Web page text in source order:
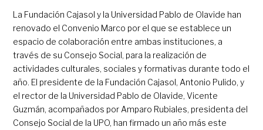
La Fundación Cajasol y la Universidad Pablo de Olavide han
renovado el Convenio Marco por el que se establece un
espacio de colaboración entre ambas instituciones, a
través de su Consejo Social, para la realización de
actividades culturales, sociales y formativas durante todo el
año. El presidente de la Fundación Cajasol, Antonio Pulido, y
el rector de la Universidad Pablo de Olavide, Vicente
Guzmán, acompañados por Amparo Rubiales, presidenta del
Consejo Social de la UPO, han firmado un año más este